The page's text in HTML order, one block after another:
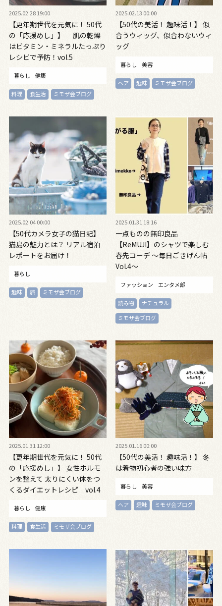
2025.02.28 19:00
【更年期世代を元気に！ 50代
の「応援めし」】 肌の乾燥
はビタミン・ミネラルたっぷり
レシピで予防！vol.5
暮らし 健康
料理 食生活 ミモザ会ブログ
2025.02.13 00:00
【50代の美活！ 趣味活！】 似
合うウィッグ、似合わないウィ
ッグ
暮らし 美容
ヘア 趣味 ミモザ会ブログ
2025.02.04 00:00
【50代カメラ女子の猫日記】
猫島の魅力とは？ リアル宿泊
レポートをお届け！
暮らし
趣味 旅 ミモザ会ブログ
2025.01.31 18:16
一点ものの無印良品
【ReMUJI】のシャツで楽しむ
春先コーデ ～毎日ごきげん帖
Vol.4～
ファッション エンタメ部
読み物
ナチュラル
ミモザ会ブログ
2025.01.31 12:00
【更年期世代を元気に！ 50代
の「応援めし」】 女性ホルモ
ンを整えて 太りにくい体をつ
くるダイエットレシピ vol.4
暮らし 健康
料理 食生活 ミモザ会ブログ
2025.01.16 00:00
【50代の美活！ 趣味活！】 冬
は着物初心者の強い味方
暮らし 美容
ヘア 趣味 ミモザ会ブログ